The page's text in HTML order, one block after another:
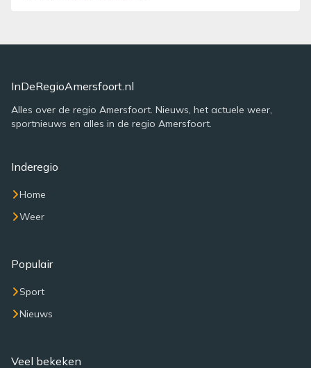
InDeRegioAmersfoort.nl
Alles over de regio Amersfoort. Nieuws, het actuele weer,
sportnieuws en alles in de regio Amersfoort.
Inderegio
Home
Weer
Populair
Sport
Nieuws
Veel bekeken